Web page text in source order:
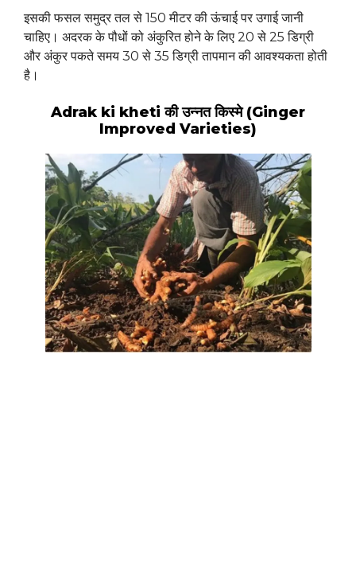
इसकी फसल समुद्र तल से 150 मीटर की ऊंचाई पर उगाई जानी
चाहिए। अदरक के पौधों को अंकुरित होने के लिए 20 से 25 डिग्री
और अंकुर पकते समय 30 से 35 डिग्री तापमान की आवश्यकता होती
है।
Adrak ki kheti की उन्नत किस्मे (Ginger
Improved Varieties)